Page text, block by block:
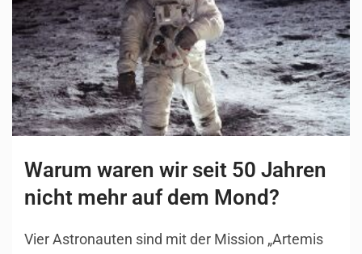
Warum waren wir seit 50 Jahren
nicht mehr auf dem Mond?
Vier Astronauten sind mit der Mission „Artemis